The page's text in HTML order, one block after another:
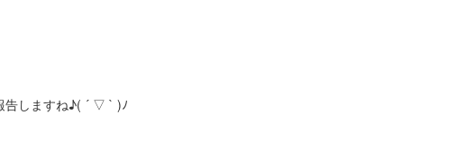
告しますね♪( ´ ▽ ` )ﾉ